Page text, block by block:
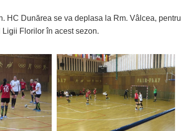
HC Dunărea se va deplasa la Rm. Vâlcea, pentru
Florilor în acest sezon.